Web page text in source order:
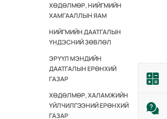
ХӨДӨЛМӨР, НИЙГМИЙН
ХАМГААЛЛЫН ЯАМ
НИЙГМИЙН ДААТГАЛЫН
ҮНДЭСНИЙ ЗӨВЛӨЛ
ЭРҮҮЛ МЭНДИЙН
ДААТГАЛЫН ЕРӨНХИЙ
ГАЗАР
ХӨДӨЛМӨР, ХАЛАМЖИЙН
ҮЙЛЧИЛГЭЭНИЙ ЕРӨНХИЙ
ГАЗАР